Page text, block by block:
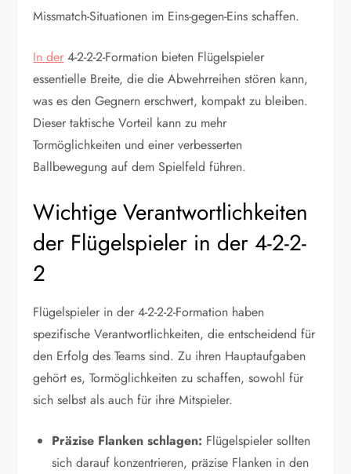
Missmatch-Situationen im Eins-gegen-Eins schaffen.
In der 4-2-2-2-Formation bieten Flügelspieler
essentielle Breite, die die Abwehrreihen stören kann,
was es den Gegnern erschwert, kompakt zu bleiben.
Dieser taktische Vorteil kann zu mehr
Tormöglichkeiten und einer verbesserten
Ballbewegung auf dem Spielfeld führen.
Wichtige Verantwortlichkeiten
der Flügelspieler in der 4-2-2-
2
Flügelspieler in der 4-2-2-2-Formation haben
spezifische Verantwortlichkeiten, die entscheidend für
den Erfolg des Teams sind. Zu ihren Hauptaufgaben
gehört es, Tormöglichkeiten zu schaffen, sowohl für
sich selbst als auch für ihre Mitspieler.
Präzise Flanken schlagen: Flügelspieler sollten
sich darauf konzentrieren, präzise Flanken in den